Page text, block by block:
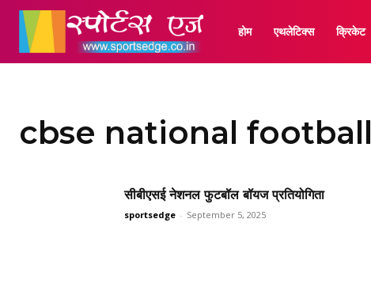
होम एथलेटिक्स क्रिकेट
cbse national football
सीबीएसई नेशनल फुटबॉल बॉयज प्रतियोगिता
sportsedge - September 5, 2025